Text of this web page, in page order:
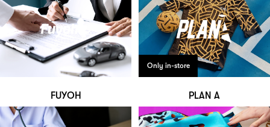
FUYOH
Only in-store
PLAN A